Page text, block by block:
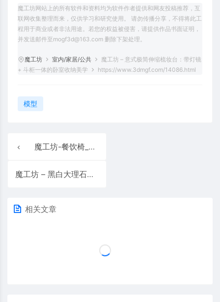
魔工坊网站上的所有软件和资料均为软件作者提供和网友投稿推荐，互
联网收集整理而来，仅供学习和研究使用。 请勿传播分享，不得将此工
程用于商业或者非法用途。若您的权益被侵害，请提供作品书面证明，
并发送邮件至mogf3d@163.com 删除下架处理。
魔工坊 室内/家居/公共
魔工坊 – 意式极简伸缩梳妆台：带灯镜
+ 斗柜一体的卧室收纳美学
https://www.3dmgf.com/14086.html
模型
魔工坊-餐饮椅_意大利_住宿与餐饮套餐
魔工坊 – 黑白大理石错位边几
相关文章